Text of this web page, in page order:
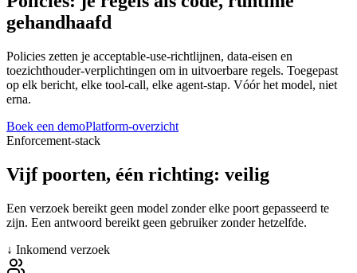
gehandhaafd
Policies zetten je acceptable-use-richtlijnen, data-eisen en
toezichthouder-verplichtingen om in uitvoerbare regels. Toegepast
op elk bericht, elke tool-call, elke agent-stap. Vóór het model, niet
erna.
Boek een demoPlatform-overzicht
Enforcement-stack
Vijf poorten, één richting: veilig
Een verzoek bereikt geen model zonder elke poort gepasseerd te
zijn. Een antwoord bereikt geen gebruiker zonder hetzelfde.
↓ Inkomend verzoek